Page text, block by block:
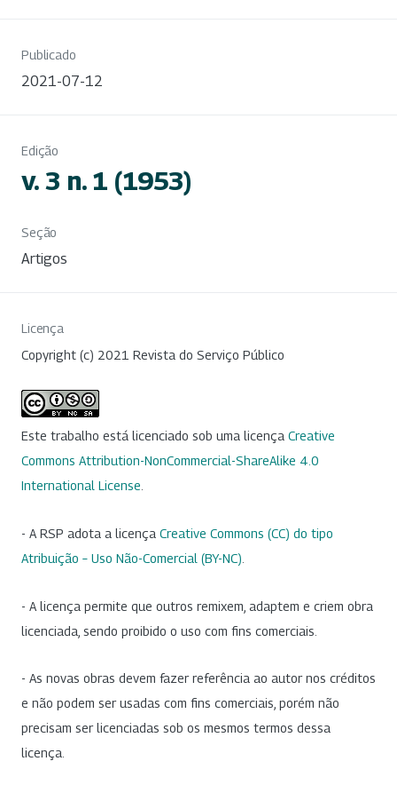
Publicado
2021-07-12
Edição
v. 3 n. 1 (1953)
Seção
Artigos
Licença
Copyright (c) 2021 Revista do Serviço Público
Este trabalho está licenciado sob uma licença Creative
Commons Attribution-NonCommercial-ShareAlike 4.0
International License.
- A RSP adota a licença Creative Commons (CC) do tipo
Atribuição – Uso Não-Comercial (BY-NC)
- A licença permite que outros remixem, adaptem e criem obra
licenciada, sendo proibido o uso com fins comerciais.
- As novas obras devem fazer referência ao autor nos créditos
e não podem ser usadas com fins comerciais, porém não
precisam ser licenciadas sob os mesmos termos dessa
licença.